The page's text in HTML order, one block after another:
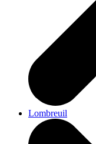
Lombreuil